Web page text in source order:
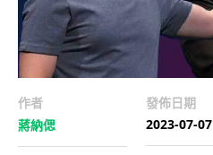
作者
蔣納偲
發佈日期
2023-07-07